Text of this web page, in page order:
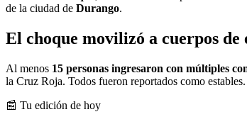
de la ciudad de Durango.
El choque movilizó a cuerpos
Al menos 15 personas ingresaron con múltiples
la Cruz Roja. Todos fueron reportados como estables.
📰 Tu edición de hoy